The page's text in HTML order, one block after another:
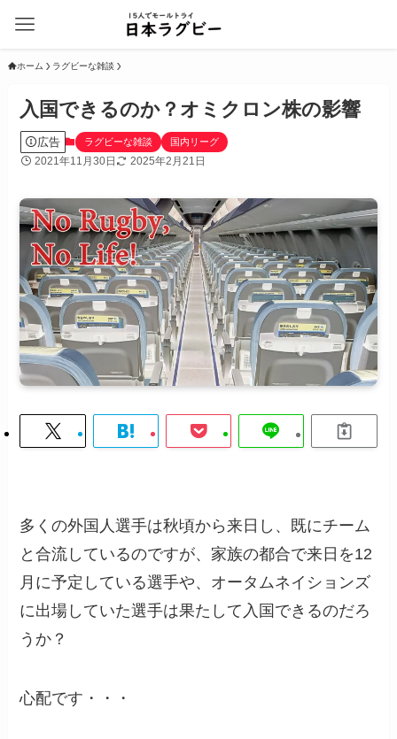
ホーム ラグビーな雑談
入国できるのか？オミクロン株の影響
広告 ラグビーな雑談 国内リーグ
2021年11月30日 2025年2月21日
多くの外国人選手は秋頃から来日し、既にチーム
と合流しているのですが、家族の都合で来日を12
月に予定している選手や、オータムネイションズ
に出場していた選手は果たして入国できるのだろ
うか？
心配です・・・